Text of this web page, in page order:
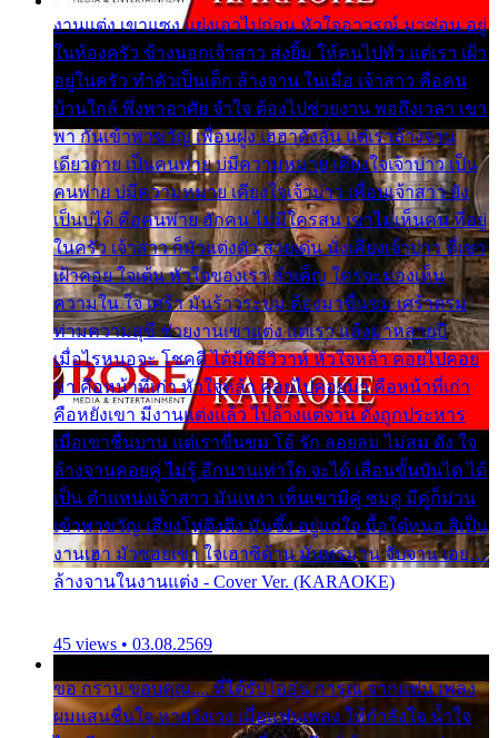
งานแต่ง เขาแซง แย่งเอาไปก่อน หัวใจอาวรณ์ มาซ่อน อยู่
ในห้องครัว ข้างนอกเจ้าสาว ส่งยิ้ม ให้คนไปทั่ว แต่เรา เฝ้า
อยู่ในครัว ทำตัวเป็นเด็ก ล้างจาน ในเมื่อ เจ้าสาว คือคน
บ้านใกล้ พึ่งพาอาศัย จำใจ ต้องไปช่วยงาน พอถึงเวลา เขา
พา กันเข้าพาขวัญ เพื่อนฝูง เฮฮาดังลั่น แต่เราล้างจาน
เดียวดาย เป็นคนพ่าย บ่มีความหมาย เคียงใจเจ้าบ่าว เป็น
คนพ่าย บ่มีความหมาย เคียงใจเจ้าบ่าว เพื่อนเจ้าสาว ยัง
เป็นบ่ได้ คือคนพ่าย ฮักคน ไม่มีใครสน เขาไม่เห็นคน ที่อยู่
ในครัว เจ้าสาว ก็มัวแต่งตัว สวยเด่น นั่งเคียงเจ้าบ่าว ที่เขา
เฝ้าคอย ใจเต้น หัวใจของเรา ลำเค็ญ ใครจะมองเห็น
ความใน ใจ เศร้า มันร้าวระบม ต้องมาขื่นขม เศร้าตรม
ท่ามความสุขี ช่วยงานเขาแต่ง แต่เรา แล้งมาหลายปี
เมื่อไรหนอจะ โชคดี ได้มีพิธีวิวาห์ หัวใจหล้า คอยไปคอย
มา คือหน้าที่เก่า หัวใจหล้า คอยไปคอยมา คือหน้าที่เก่า
คือหยังเขา มีงานแต่งแล้ว ไปล้างแต่จาน ดั่งถูกประหาร
เมื่อเขาชื่นบาน แต่เราขื่นขม โอ้ รัก ลอยลม ไม่สม ดัง ใจ
ล้างจานคอยคู่ ไม่รู้ อีกนานเท่าใด จะได้ เลื่อนขั้นบันได ได้
เป็น ตำแหน่งเจ้าสาว มันเหงา เห็นเขามีคู่ ซมดู มีคู่ก็ม่วน
เข้าพาขวัญ เสียงโห่ตึงตึง มันซึ้ง อยู่แก่ใจ มื้อใด๋หนอ สิเป็น
งานเฮา มัวซอยเขา ใจเฮาซิด้าน มันทรมาน จับจาน เอย…
ล้างจานในงานแต่ง - Cover Ver. (KARAOKE)
45 views • 03.08.2569
ขอ กราบ ขอบคุณ.... ที่ได้รับไออุ่น การุณ จากแฟน เพลง
ผมแสนชื่นใจ หายวังเวง เมื่อแฟนเพลง ให้กำลังใจ น้ำใจ